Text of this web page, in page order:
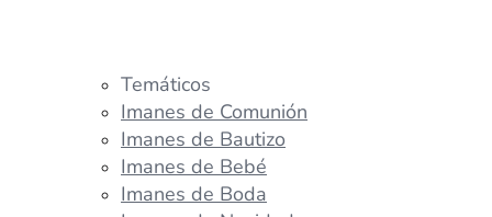
Temáticos
Imanes de Comunión
Imanes de Bautizo
Imanes de Bebé
Imanes de Boda